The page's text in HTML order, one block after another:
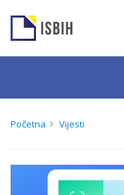
Početna Vijesti